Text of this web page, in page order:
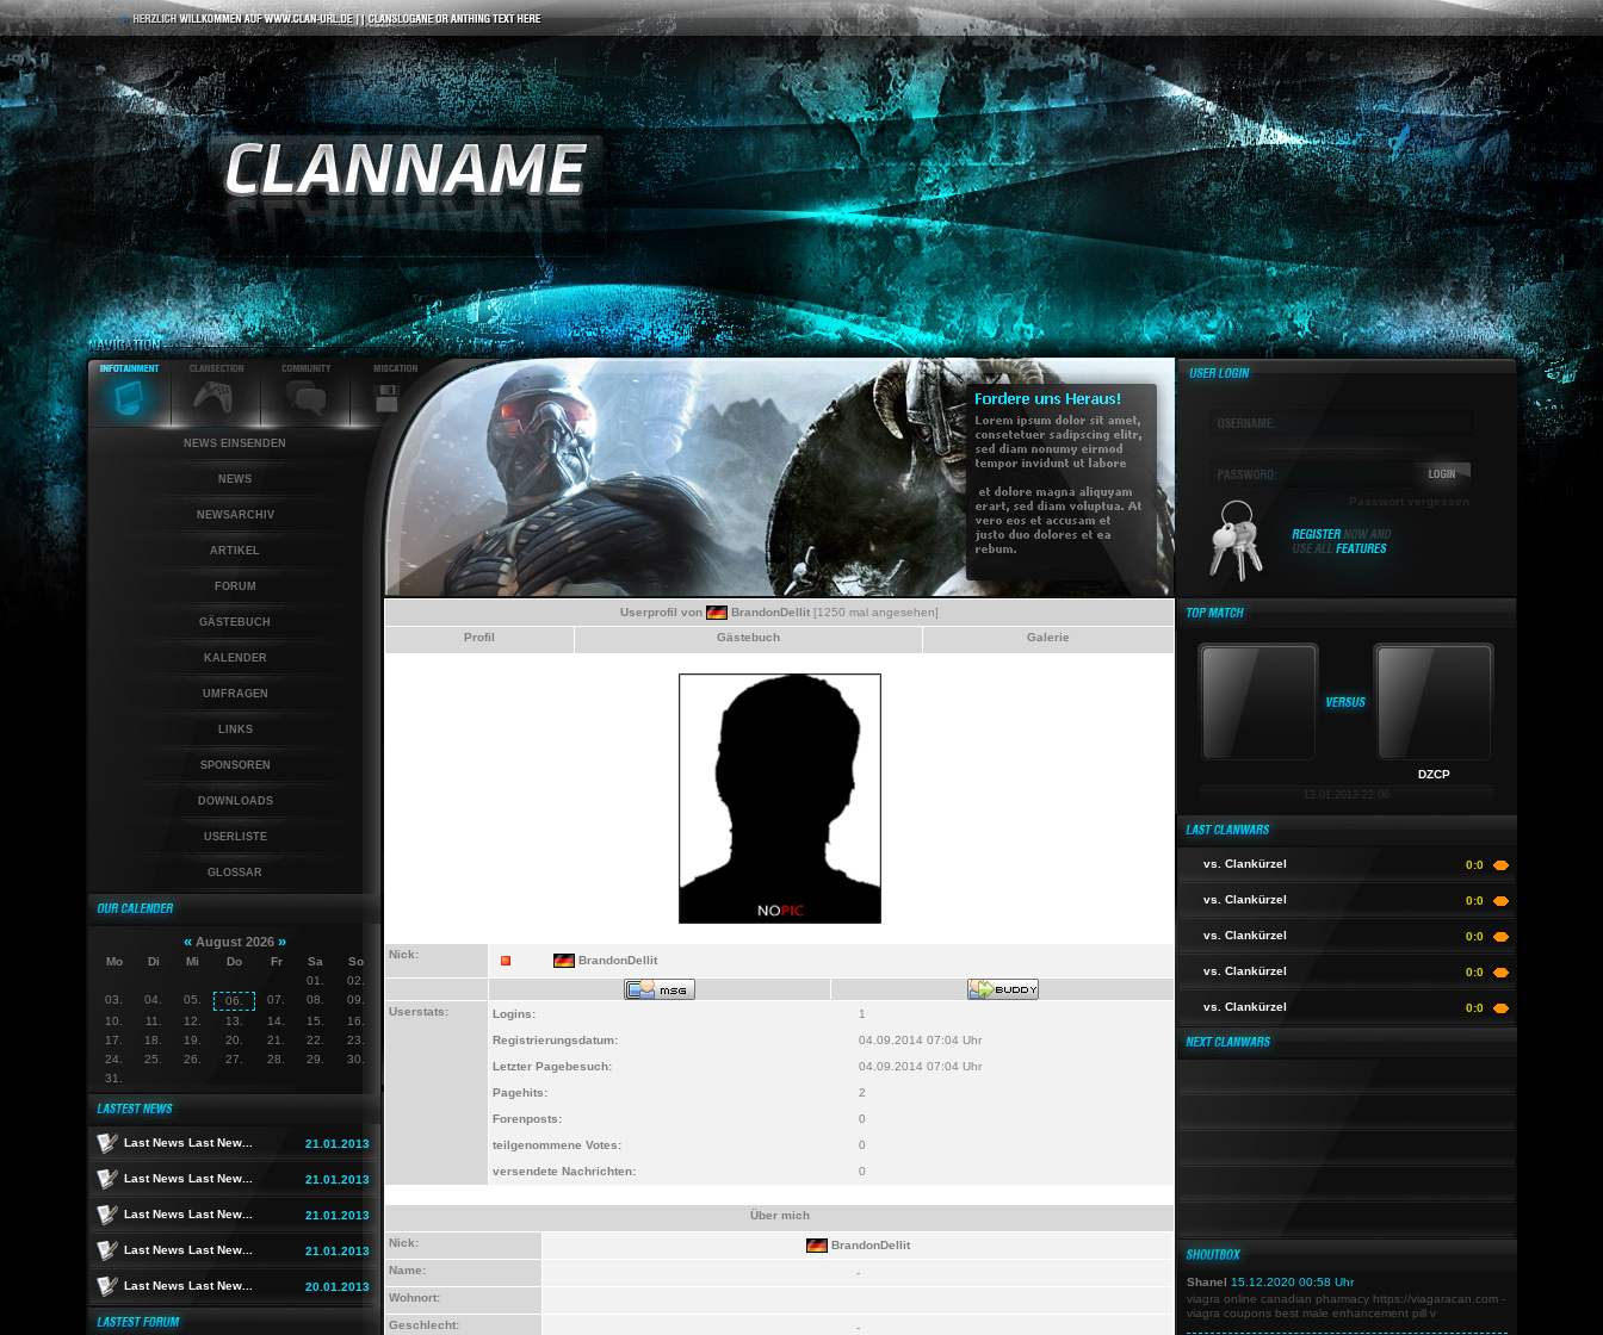
NEWS EINSENDEN
NEWS
NEWSARCHIV
ARTIKEL
FORUM
GÄSTEBUCH
KALENDER
UMFRAGEN
LINKS
SPONSOREN
DOWNLOADS
USERLISTE
GLOSSAR
« August 2026 »
Mo Di Mi Do Fr Sa
So
01.
02.
03.
04. 05. 06. 07. 08.
09.
10.
11. 12. 13. 14. 15.
16.
17.
18. 19. 20. 21. 22.
23.
24.
25. 26. 27. 28. 29.
30.
31.
Last News Last New... 21.01.2013
Last News Last New... 21.01.2013
Last News Last New... 21.01.2013
Last News Last New... 21.01.2013
Last News Last New... 20.01.2013
Userprofil von BrandonDellit [1250 mal angesehen]
Profil
Gästebuch Galerie
Nick: BrandonDellit
Userstats: Logins:
1
Registrierungsdatum:
04.09.2014 07:04 Uhr
Letzter Pagebesuch:
04.09.2014 07:04 Uhr
Pagehits:
2
Forenposts:
0
teilgenommene Votes:
0
versendete Nachrichten:
0
Über mich
Nick:
BrandonDellit
Name:
-
Wohnort:
Geschlecht:
-
Passwort vergessen
DZCP
13.01.2013 22:06
vs. Clankürzel 0:0
vs. Clankürzel 0:0
vs. Clankürzel 0:0
vs. Clankürzel 0:0
vs. Clankürzel 0:0
Shanel 15.12.2020 00:58 Uhr
viagra online canadian pharmacy https://viagaracan.com -
viagra coupons best male enhancement pill v